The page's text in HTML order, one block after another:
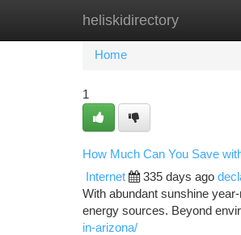
heliskidirectory
Home New Site
Home
1
How Much Can You Save
Internet 335 days ago
With abundant sunshine
energy sources. Beyond
in-arizona/